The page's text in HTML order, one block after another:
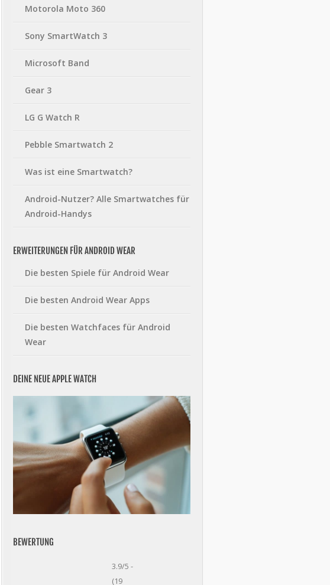
Motorola Moto 360
Sony SmartWatch 3
Microsoft Band
Gear 3
LG G Watch R
Pebble Smartwatch 2
Was ist eine Smartwatch?
Android-Nutzer? Alle Smartwatches für
Android-Handys
ERWEITERUNGEN FÜR ANDROID WEAR
Die besten Spiele für Android Wear
Die besten Android Wear Apps
Die besten Watchfaces für Android
Wear
DEINE NEUE APPLE WATCH
BEWERTUNG
3.9/5 -
(19